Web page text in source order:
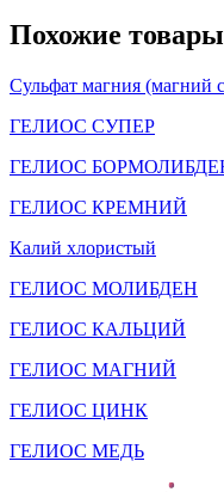
Похожие
Сульфат магния (магний
ГЕЛИОС СУПЕР
ГЕЛИОС
ГЕЛИОС КРЕМНИЙ
Калий хлористый
ГЕЛИОС МОЛИБДЕН
ГЕЛИОС КАЛЬЦИЙ
ГЕЛИОС МАГНИЙ
ГЕЛИОС ЦИНК
ГЕЛИОС МЕДЬ